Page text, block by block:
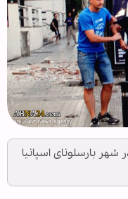
در شهر بارسلونای اسپانیا